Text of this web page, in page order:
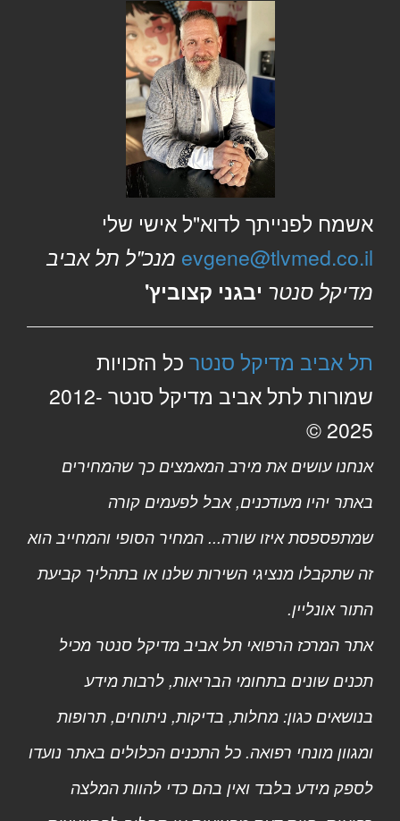
אשמח לפנייתך לדוא"ל אישי שלי
evgene@tlvmed.co.il מנכ"ל תל אביב
מדיקל סנטר יבגני קצוביץ'
תל אביב מדיקל סנטר כל הזכויות
שמורות לתל אביב מדיקל סנטר 2012-
2025 ©
אנחנו עושים את מירב המאמצים כך שהמחירים
באתר יהיו מעודכנים, אבל לפעמים קורה
שמתפספסת איזו שורה... המחיר הסופי והמחייב הוא
זה שתקבלו מנציגי השירות שלנו או בתהליך קביעת
התור אונליין.
אתר המרכז הרפואי תל אביב מדיקל סנטר מכיל
תכנים שונים בתחומי הבריאות, לרבות מידע
בנושאים כגון: מחלות, בדיקות, ניתוחים, תרופות
ומגוון מונחי רפואה. כל התכנים הכלולים באתר נועדו
לספק מידע בלבד ואין בהם כדי להוות המלצה